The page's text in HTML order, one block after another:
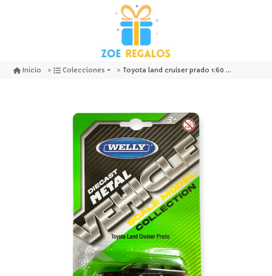
Inicio Colecciones Toyota land cruiser prado 1:60 - welly